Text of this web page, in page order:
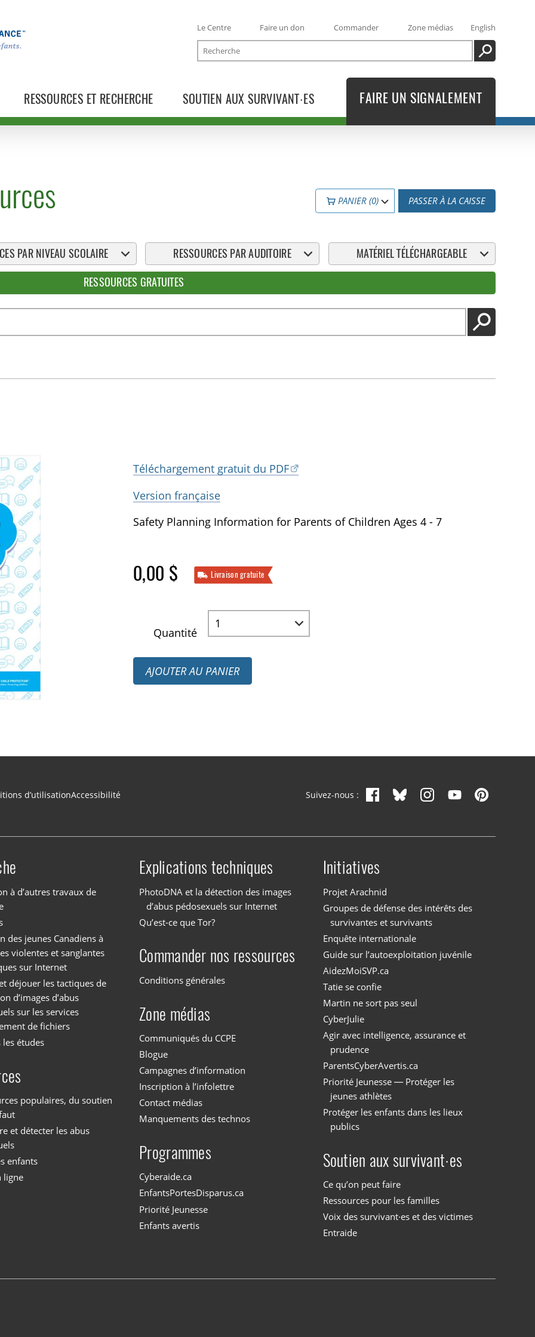
RESSOURCES ET RECHERCHE SOUTIEN AUX SURVIVANT·ES
Le Centre Faire un don Commander Zone médias
English
Recherche
RECHERCHE
FAIRE UN SIGNALEMENT
PANIER (0) PASSER À LA CAISSE
PAR NIVEAU SCOLAIRE RESSOURCES PAR AUDITOIRE MATÉRIEL TÉLÉCHARGEABLE
RESSOURCES GRATUITES
LANCER
Téléchargement gratuit du PDF
Version française
Safety Planning Information for Parents of Children Ages 4 - 7
0,00 $ Livraison gratuite
Quantité
AJOUTER AU PANIER
d’utilisationAccessibilité Suivez-nous :
à d’autres travaux de
des jeunes Canadiens à
violentes et sanglantes
sur Internet
déjouer les tactiques de
d’images d’abus
sur les services
de fichiers
études
populaires, du soutien
et détecter les abus
enfants
ligne
Explications techniques
PhotoDNA et la détection des images
d’abus pédosexuels sur Internet
Qu’est-ce que Tor?
Commander nos ressources
Conditions générales
Zone médias
Communiqués du CCPE
Blogue
Campagnes d’information
Inscription à l’infolettre
Contact médias
Manquements des technos
Programmes
Cyberaide.ca
EnfantsPortesDisparus.ca
Priorité Jeunesse
Enfants avertis
Initiatives
Projet Arachnid
Groupes de défense des intérêts des
survivantes et survivants
Enquête internationale
Guide sur l’autoexploitation juvénile
AidezMoiSVP.ca
Tatie se confie
Martin ne sort pas seul
CyberJulie
Agir avec intelligence, assurance et
prudence
ParentsCyberAvertis.ca
Priorité Jeunesse — Protéger les
jeunes athlètes
Protéger les enfants dans les lieux
publics
Soutien aux survivant·es
Ce qu’on peut faire
Ressources pour les familles
Voix des survivant·es et des victimes
Entraide